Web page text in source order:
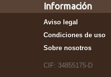
Información
Aviso legal
Condiciones de uso
Sobre nosotros
CIF: 34855175-D